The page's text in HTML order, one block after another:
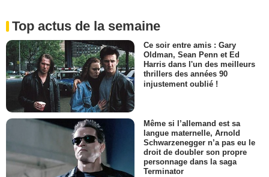
Top actus de la semaine
Ce soir entre amis : Gary
Oldman, Sean Penn et Ed
Harris dans l'un des meilleurs
thrillers des années 90
injustement oublié !
Même si l’allemand est sa
langue maternelle, Arnold
Schwarzenegger n’a pas eu le
droit de doubler son propre
personnage dans la saga
Terminator